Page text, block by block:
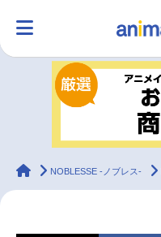
ランキング
ラジオ みんなの声
animateTimes
NOBLESSE -ノブレス-